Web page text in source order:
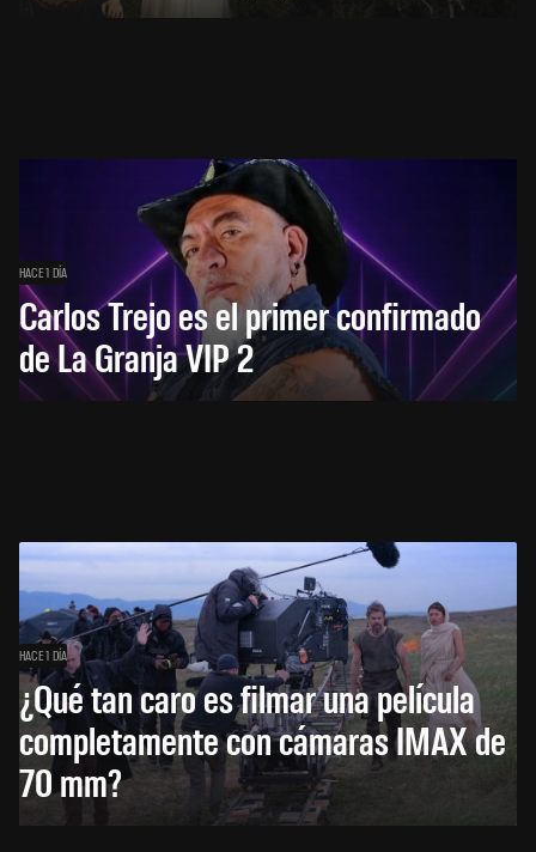
HACE 1 DÍA
Carlos Trejo es el primer confirmado
de La Granja VIP 2
HACE 1 DÍA
¿Qué tan caro es filmar una película
completamente con cámaras IMAX de
70 mm?